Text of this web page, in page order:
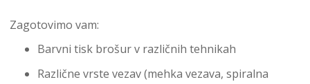
Zagotovimo vam:
Barvni tisk brošur v različnih tehnikah
Različne vrste vezav (mehka vezava, spiralna